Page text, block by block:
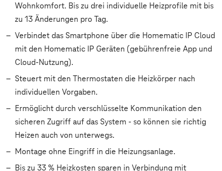
Wohnkomfort. Bis zu drei individuelle Heizprofile mit bis
zu 13 Änderungen pro Tag.
Verbindet das Smartphone über die Homematic IP Cloud
mit den Homematic IP Geräten (gebührenfreie App und
Cloud-Nutzung).
Steuert mit den Thermostaten die Heizkörper nach
individuellen Vorgaben.
Ermöglicht durch verschlüsselte Kommunikation den
sicheren Zugriff auf das System - so können sie richtig
Heizen auch von unterwegs.
Montage ohne Eingriff in die Heizungsanlage.
Bis zu 33 % Heizkosten sparen in Verbindung mit